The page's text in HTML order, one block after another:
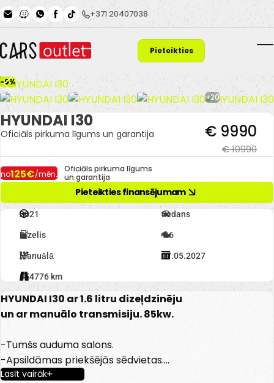
Skip to main content+371 20407038
Pieteikties
finansējumam
-9%
+20
HYUNDAI I30
Oficiāls pirkuma līgums un garantija
€ 10990
€ 9990
no125€/mēn.
Oficiāls pirkuma līgums
un garantija
Pieteikties finansējumam
2021 Sedans
Dīzelis 1.6
Manuālā 07.05.2027
154776 km
HYUNDAI I30 ar 1.6 litru dizeļdzinēju
un ar manuālo transmisiju. 85kw.
-Tumšs auduma salons.
-Apsildāmas priekšējās sēdvietas.
-Apsildāma sture.
Lasīt vairāk